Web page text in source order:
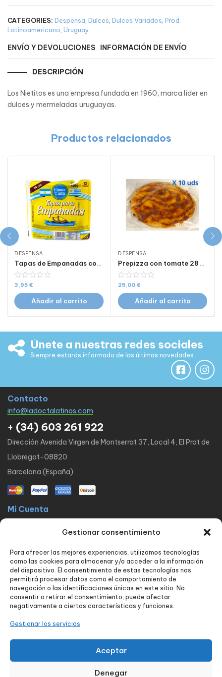
Gestionar consentimiento
Para ofrecer las mejores experiencias, utilizamos tecnologías
como las cookies para almacenar y/o acceder a la información
del dispositivo. El consentimiento de estas tecnologías nos
permitirá procesar datos como el comportamiento de
navegación o las identificaciones únicas en este sitio. No
consentir o retirar el consentimiento, puede afectar
negativamente a ciertas características y funciones.
Gestionar los servicios
Aceptar
Denegar
CATEGORIES: Despensa Dulces Dulces Variados Prod.
Latinoamericano Uruguay
ENVÍO Y DEVOLUCIONES INFORMACIÓN DE ENVÍO
DESCRIPCIÓN
Los Nietitos es una empresa fundada en 1960, marca líder en
dulces y mermeladas uruguayas.
Productos relacionados
DESPENSA
Tapas de Empanadas como las de allá x 12 uds 14 cm 460 Gr
3,95 €
Añadir al carrito
DESPENSA
Prepizza con tomate 28 cm x 10 uds
25,00 €
Añadir al carrito
Únete a nuestras redes sociales
Siempre estarás informado de las últimas novedades
Contacto
info@ladoctalatinos.com
+ (34) 603 261 922
Dirección Avenida Virgen de Montserrat 37, Local 4, El Prat de
Llobregat-08820
Barcelona (España)
Mi Cuenta
Políticas
FAQ Avisos legales
Política de privacidad
Política de envío y devoluciones
Política de cookies
Nuestros servicios